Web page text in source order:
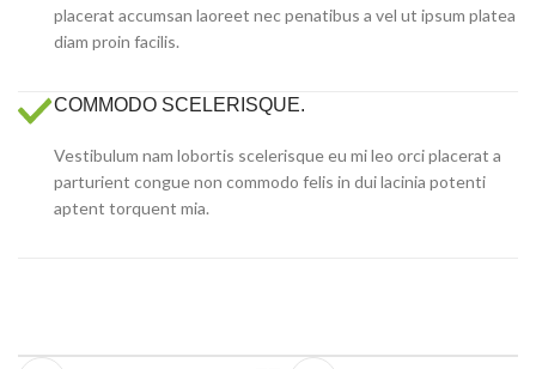
placerat accumsan laoreet nec penatibus a vel ut ipsum platea
diam proin facilis.
COMMODO SCELERISQUE.
Vestibulum nam lobortis scelerisque eu mi leo orci placerat a
parturient congue non commodo felis in dui lacinia potenti
aptent torquent mia.